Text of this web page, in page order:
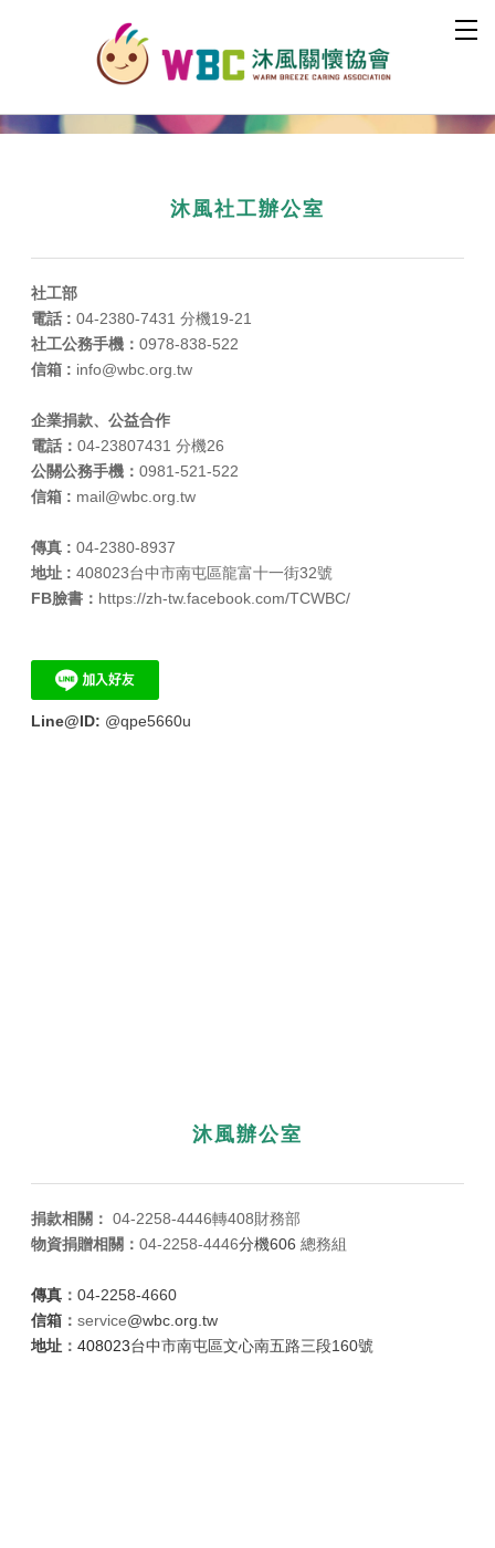
​沐風社工辦公室
社工部
電話 : 04-2380-7431 分機19-21
社工公務手機： 0978-838-522
信箱 : info​@wbc.org.tw
企業捐款、公益合作
電話： 04-23807431 分機26
公關公務手機： 0981-521-522
信箱 : mail​@wbc.org.tw
傳真 : 04-2380-8937
地址 : 408023台中市南屯區龍富十一街32號
​FB臉書： https://zh-tw.facebook.com/TCWBC/​
Line@ID: ​@qpe5660u
沐風辦公室
捐款相關： 04-2258-4446轉408財務部
物資捐贈相關： 04-2258-4446分機606 總務組
傳真 ： 04-2258-4660
信箱 ： service​@wbc.org.tw
地址 ： 408023台中市南屯區文心南五路三段160號